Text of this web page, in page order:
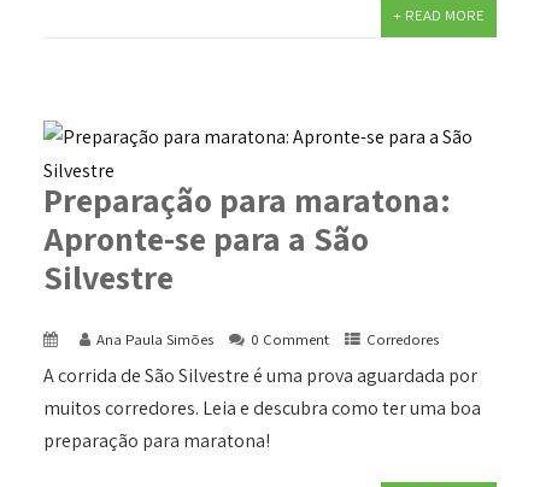
+ READ MORE
Preparação para maratona:
Apronte-se para a São
Silvestre
Ana Paula Simões 0 Comment Corredores
A corrida de São Silvestre é uma prova aguardada por
muitos corredores. Leia e descubra como ter uma boa
preparação para maratona!